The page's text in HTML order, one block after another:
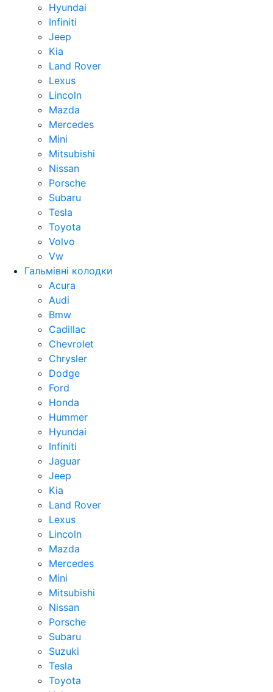
Hyundai
Infiniti
Jeep
Kia
Land Rover
Lexus
Lincoln
Mazda
Mercedes
Mini
Mitsubishi
Nissan
Porsche
Subaru
Tesla
Toyota
Volvo
Vw
Гальмівні колодки
Acura
Audi
Bmw
Cadillac
Chevrolet
Chrysler
Dodge
Ford
Honda
Hummer
Hyundai
Infiniti
Jaguar
Jeep
Kia
Land Rover
Lexus
Lincoln
Mazda
Mercedes
Mini
Mitsubishi
Nissan
Porsche
Subaru
Suzuki
Tesla
Toyota